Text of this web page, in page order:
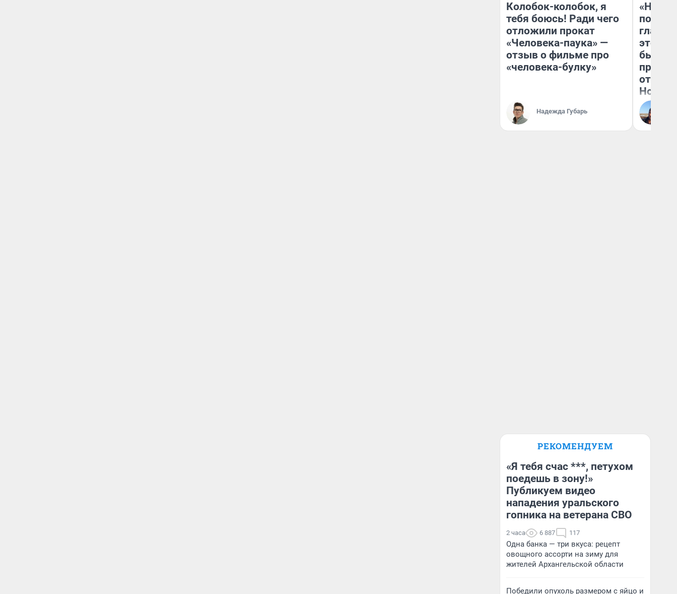
Колобок-колобок, я
тебя боюсь! Ради чего
отложили прокат
«Человека-паука» —
отзыв о фильме про
«человека-булку»
Надежда Губарь
этого
бьет
отзыв
Нолана
РЕКОМЕНДУЕМ
«Я тебя счас ***, петухом
поедешь в зону!»
Публикуем видео
нападения уральского
гопника на ветерана СВО
2 часа 6 887 117
Одна банка — три вкуса: рецепт
овощного ассорти на зиму для
жителей Архангельской области
Победили опухоль размером с яйцо и